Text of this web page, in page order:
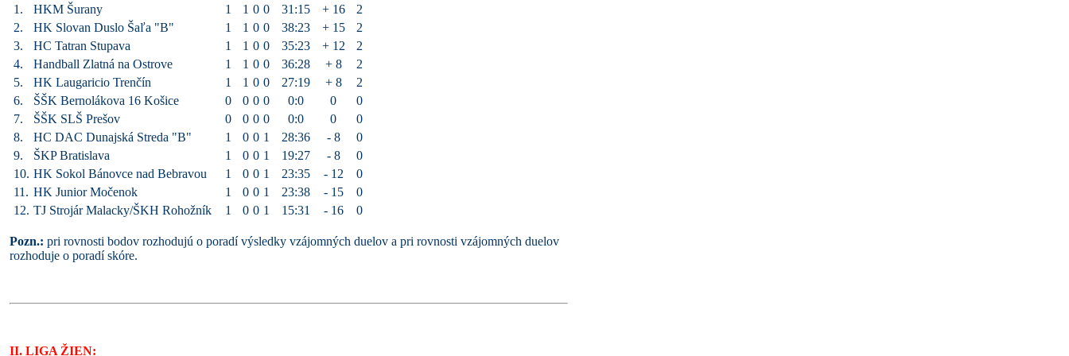
1. HKM Šurany 1 1 0 0 31:15 + 16
2
2.
HK Slovan Duslo Šaľa "B" 1 1 0 0 38:23 + 15
2
3.
HC Tatran Stupava 1 1 0 0 35:23 + 12
2
4.
Handball Zlatná na Ostrove 1 1 0 0 36:28 + 8
2
5.
HK Laugaricio Trenčín 1 1 0 0 27:19 + 8
2
6.
ŠŠK Bernolákova 16 Košice 0 0 0 0 0:0 0
0
7.
ŠŠK SLŠ Prešov 0 0 0 0 0:0 0
0
8.
HC DAC Dunajská Streda "B" 1 0 0 1 28:36 - 8
0
9.
ŠKP Bratislava 1 0 0 1 19:27 - 8
0
10. HK Sokol Bánovce nad Bebravou 1 0 0 1 23:35 - 12
0
11. HK Junior Močenok 1 0 0 1 23:38 - 15
0
12. TJ Strojár Malacky/ŠKH Rohožník 1 0 0 1 15:31 - 16 0
Pozn.: pri rovnosti bodov rozhodujú o poradí výsledky vzájomných duelov a pri rovnosti vzájomných duelov
rozhoduje o poradí skóre.
II. LIGA ŽIEN: